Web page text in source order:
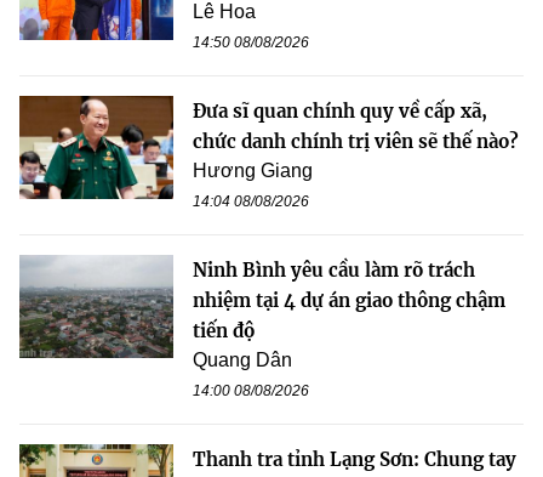
Lê Hoa
14:50 08/08/2026
Đưa sĩ quan chính quy về cấp xã,
chức danh chính trị viên sẽ thế nào?
Hương Giang
14:04 08/08/2026
Ninh Bình yêu cầu làm rõ trách
nhiệm tại 4 dự án giao thông chậm
tiến độ
Quang Dân
14:00 08/08/2026
Thanh tra tỉnh Lạng Sơn: Chung tay